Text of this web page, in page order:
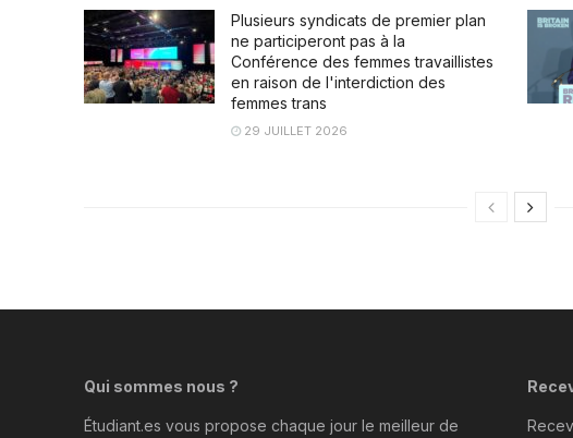
Plusieurs syndicats de premier plan
ne participeront pas à la
Conférence des femmes travaillistes
en raison de l'interdiction des
femmes trans
29 JUILLET 2026
Qui sommes nous ?
Étudiant.es vous propose chaque jour le meilleur de